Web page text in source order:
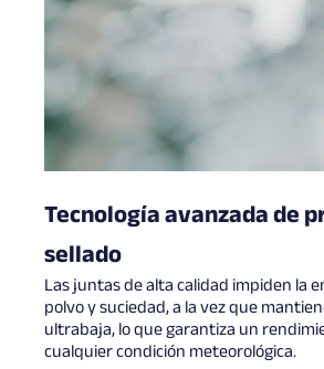
Tecnología avanzada de
sellado
Las juntas de alta calidad impiden la
polvo y suciedad, a la vez que
ultrabaja, lo que garantiza un
cualquier condición meteorológica.